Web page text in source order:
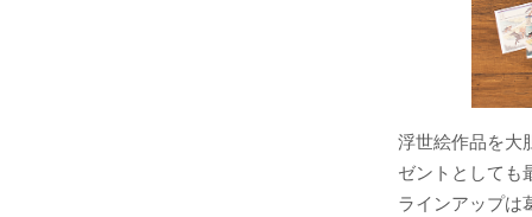
浮世絵作品を大
ゼントとしても
ラインアップは